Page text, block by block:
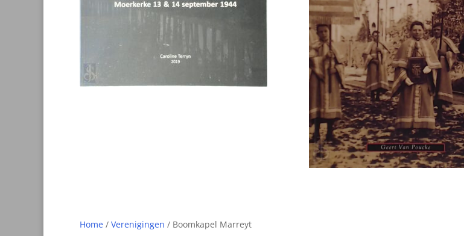
Home / Verenigingen / Boomkapel Marreyt